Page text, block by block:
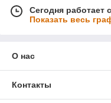
Сегодня работает
Показать весь
О нас
Контакты